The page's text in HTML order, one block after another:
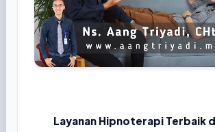
Layanan Hipnoterapi Terbaik